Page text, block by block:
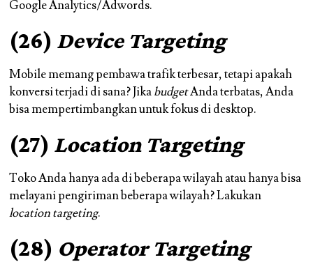
Google Analytics/Adwords.
(26) Device Targeting
Mobile memang pembawa trafik terbesar, tetapi apakah
konversi terjadi di sana? JikabudgetAnda terbatas, Anda
bisa mempertimbangkan untuk fokus di desktop.
(27) Location Targeting
Toko Anda hanya ada di beberapa wilayah atau hanya bisa
melayani pengiriman beberapa wilayah? Lakukan
location targeting.
(28) Operator Targeting